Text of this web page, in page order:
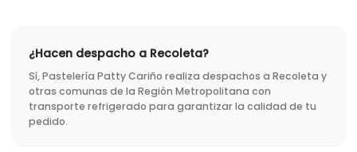
¿Hacen despacho a Recoleta?
Sí, Pastelería Patty Cariño realiza despachos a Recoleta y
otras comunas de la Región Metropolitana con
transporte refrigerado para garantizar la calidad de tu
pedido.